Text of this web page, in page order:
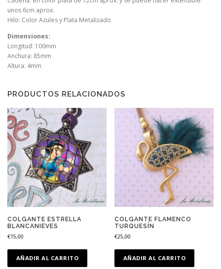
unos 6cm aprox.
Hilo: Color Azules y Plata Metalizado
Dimensiones:
Longitud: 100mm
Anchura: 85mm
Altura: 4mm
PRODUCTOS RELACIONADOS
COLGANTE ESTRELLA
BLANCANIEVES
€15,00
AÑADIR AL CARRITO
COLGANTE FLAMENCO
TURQUESÍN
€25,00
AÑADIR AL CARRITO